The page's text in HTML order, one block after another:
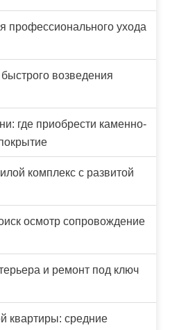
профессионального ухода
возведения
где приобрести каменно-
комплекс с развитой
осмотр сопровождение
и ремонт под ключ
квартиры: средние